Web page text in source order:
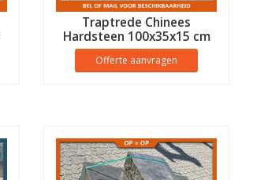
Traptrede Chinees
Hardsteen 100x35x15 cm
anti-slip - B keus
Offerte aanvragen